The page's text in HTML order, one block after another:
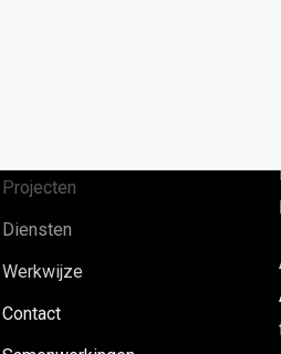
Projecten
Diensten
Werkwijze
Contact